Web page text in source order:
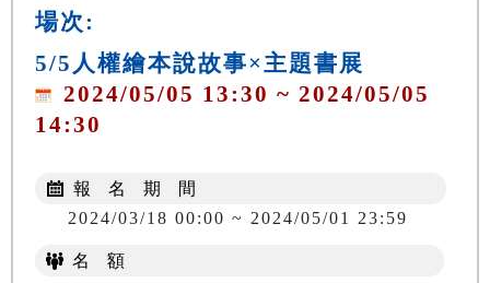
場次:
5/5人權繪本說故事×主題書展
2024/05/05 13:30 ~ 2024/05/05
14:30
報 名 期 間
2024/03/18 00:00 ~ 2024/05/01 23:59
名 額